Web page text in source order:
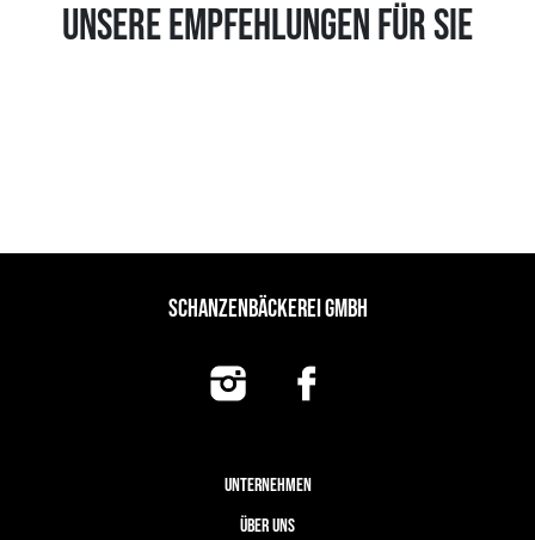
UNSERE EMPFEHLUNGEN FÜR SIE
SCHANZENBÄCKEREI GMBH
UNTERNEHMEN
ÜBER UNS